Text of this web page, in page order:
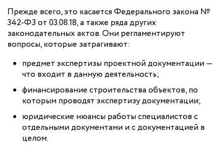
Прежде всего, это касается Федерального закона №
342-ФЗ от 03.08.18, а также ряда других
законодательных актов. Они регламентируют
вопросы, которые затрагивают:
предмет экспертизы проектной документации —
что входит в данную деятельность;
финансирование строительства объектов, по
которым проводят экспертизу документации;
юридические нюансы работы специалистов с
отдельными документами и с документацией в
целом.